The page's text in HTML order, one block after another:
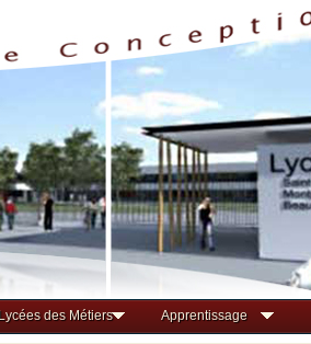
Lycées des Métiers Apprentissage